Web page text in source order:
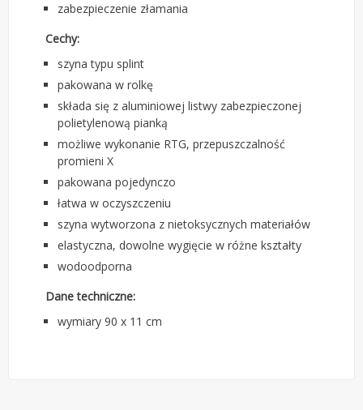
zabezpieczenie złamania
Cechy:
szyna typu splint
pakowana w rolkę
składa się z aluminiowej listwy zabezpieczonej
polietylenową pianką
możliwe wykonanie RTG, przepuszczalność
promieni X
pakowana pojedynczo
łatwa w oczyszczeniu
szyna wytworzona z nietoksycznych materiałów
elastyczna, dowolne wygięcie w różne kształty
wodoodporna
Dane techniczne:
wymiary 90 x 11 cm